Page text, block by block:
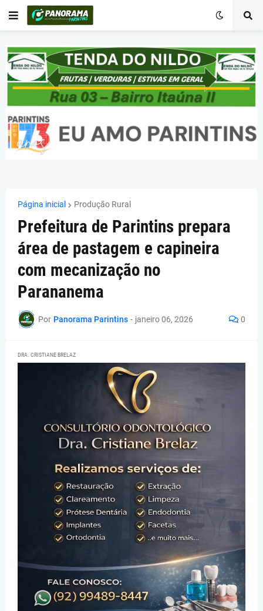
Página inicial Produção Rural
Prefeitura de Parintins prepara
área de pastagem e capineira
com mecanização no
Parananema
Por Panorama Parintins - janeiro 06, 2026 0
DRA. CRISTIANE BRELAZ